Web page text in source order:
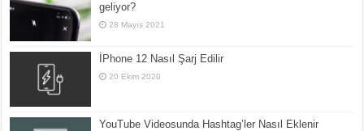
geliyor?
28 Mayıs 2021
İPhone 12 Nasıl Şarj Edilir
20 Ekim 2020
YouTube Videosunda Hashtag’ler Nasıl Eklenir